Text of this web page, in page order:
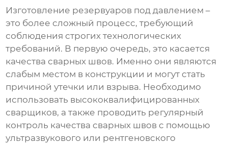
Изготовление резервуаров под давлением –
это более сложный процесс, требующий
соблюдения строгих технологических
требований. В первую очередь, это касается
качества сварных швов. Именно они являются
слабым местом в конструкции и могут стать
причиной утечки или взрыва. Необходимо
использовать высококвалифицированных
сварщиков, а также проводить регулярный
контроль качества сварных швов с помощью
ультразвукового или рентгеновского